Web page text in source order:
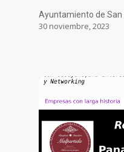
Ayuntamiento de San
30 noviembre, 2023